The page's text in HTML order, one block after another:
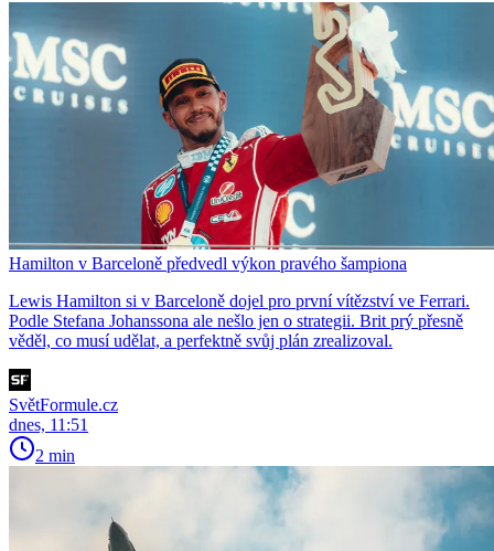
Hamilton v Barceloně předvedl výkon pravého šampiona
Lewis Hamilton si v Barceloně dojel pro první vítězství ve Ferrari.
Podle Stefana Johanssona ale nešlo jen o strategii. Brit prý přesně
věděl, co musí udělat, a perfektně svůj plán zrealizoval.
SvětFormule.cz
dnes, 11:51
2 min